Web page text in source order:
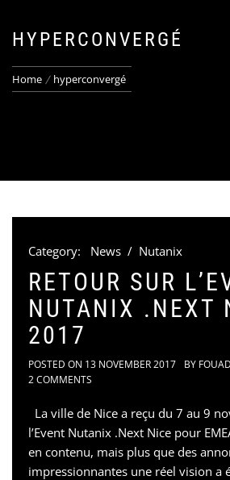
HYPERCONVERGÉ
Home hyperconvergé
Category: News / Nutanix
RETOUR SUR
NUTANIX .NEXT
2017
POSTED ON 13 NOVEMBER 2017 BY
2 COMMENTS
La ville de Nice a reçu du 7 au 9
l’Event Nutanix .Next Nice pour
en contenu, mais plus que des
impressionnantes une réel vision a